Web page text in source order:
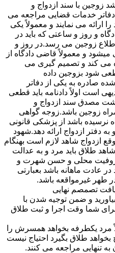
زوجین با سند ازدواج و
خدمات قضایی مراجعه می
ارائه می نمایند و معمولاً یکی
و روز و ساعتی که باید در
اطلاع زوجین می رسد.در روز و
و معمولاً قاضی دادگاه از
می کند و تصمیم گیری می
شود بزوجین داده
صادره به یکی از دفاتر
است اولاً دادنامه باید قطعی
مصدق سند ازدواج و
زوجین باشد.زوجه گواهی
نرسیده باشد از پزشکی قانونی
دفتر ازدواج ارائه دهد.شهود
ازدواج شاهد لازم است بهنگام
طلاق باید مرد و به عدالت
محلی و حسن شهرت و
عادت ماهانه باشد بعبارتی
طهر غیرمواقعه باشد.
تصمصم نهایی
بیاورید و ضمن توجیه شدن با
شما وقت اجرا و ثبت طلاق
مرد یکطرفه بخواهد همسرش را
طلاق بگیرد احتیاج نیست
تنهایی مراجعه می کنند.